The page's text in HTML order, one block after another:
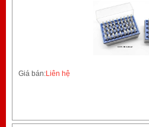
Giá bán:Liên hệ